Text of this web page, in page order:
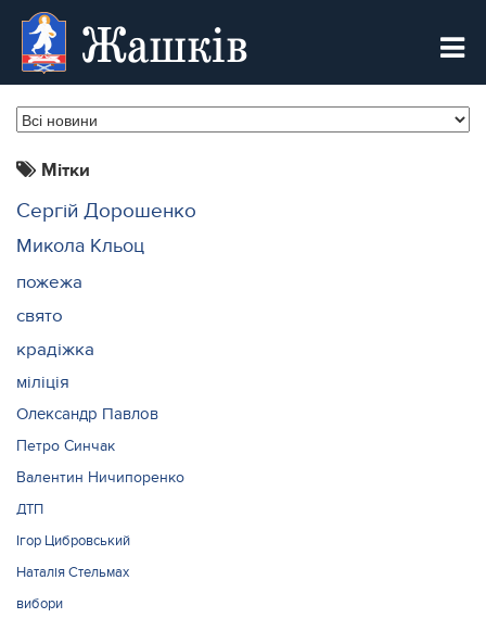
Жашків
Мітки
Сергій Дорошенко
Микола Кльоц
пожежа
свято
крадіжка
міліція
Олександр Павлов
Петро Синчак
Валентин Ничипоренко
ДТП
Ігор Цибровський
Наталія Стельмах
вибори